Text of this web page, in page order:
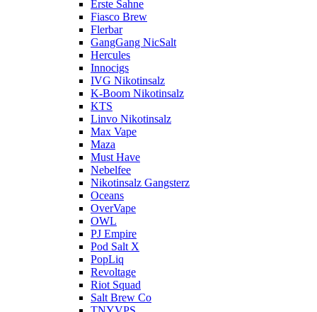
Erste Sahne
Fiasco Brew
Flerbar
GangGang NicSalt
Hercules
Innocigs
IVG Nikotinsalz
K-Boom Nikotinsalz
KTS
Linvo Nikotinsalz
Max Vape
Maza
Must Have
Nebelfee
Nikotinsalz Gangsterz
Oceans
OverVape
OWL
PJ Empire
Pod Salt X
PopLiq
Revoltage
Riot Squad
Salt Brew Co